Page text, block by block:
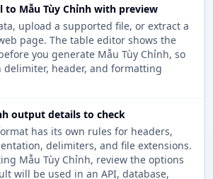
to Mẫu Tùy Chỉnh with preview
upload a supported file, or extract a
page. The table editor shows the
you generate Mẫu Tùy Chỉnh, so
delimiter, header, and formatting
output details to check
has its own rules for headers,
delimiters, and file extensions.
Mẫu Tùy Chỉnh, review the options
will be used in an API, database,